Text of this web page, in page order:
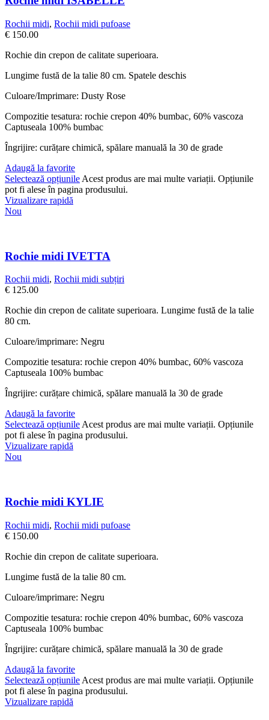
Rochii midi, Rochii midi pufoase
€ 150.00
Rochie din crepon de calitate superioara.
Lungime fustă de la talie 80 cm. Spatele deschis
Culoare/Imprimare: Dusty Rose
Compozitie tesatura: rochie crepon 40% bumbac, 60% vascoza
Captuseala 100% bumbac
Îngrijire: curățare chimică, spălare manuală la 30 de grade
Adaugă la favorite
Selectează opțiunile Acest produs are mai multe variații. Opțiunile
pot fi alese în pagina produsului.
Vizualizare rapidă
Nou
Rochie midi IVETTA
Rochii midi, Rochii midi subțiri
€ 125.00
Rochie din crepon de calitate superioara. Lungime fustă de la talie
80 cm.
Culoare/imprimare: Negru
Compozitie tesatura: rochie crepon 40% bumbac, 60% vascoza
Captuseala 100% bumbac
Îngrijire: curățare chimică, spălare manuală la 30 de grade
Adaugă la favorite
Selectează opțiunileAcest produs are mai multe variații. Opțiunile
pot fi alese în pagina produsului.
Vizualizare rapidă
Nou
Rochie midi KYLIE
Rochii midi, Rochii midi pufoase
€ 150.00
Rochie din crepon de calitate superioara.
Lungime fustă de la talie 80 cm.
Culoare/imprimare: Negru
Compozitie tesatura: rochie crepon 40% bumbac, 60% vascoza
Captuseala 100% bumbac
Îngrijire: curățare chimică, spălare manuală la 30 de grade
Adaugă la favorite
Selectează opțiunile Acest produs are mai multe variații. Opțiunile
pot fi alese în pagina produsului.
Vizualizare rapidă